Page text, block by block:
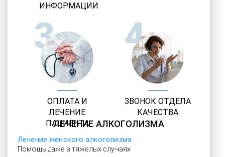
ЛЕЧЕНИЕ АЛКОГОЛИЗМА
Лечение женского алкоголизма
Помощь даже в тяжелых случаях
ИНФОРМАЦИИ
3
ОПЛАТА И
ЛЕЧЕНИЕ
ПАЦИЕНТА
4
ЗВОНОК ОТДЕЛА
КАЧЕСТВА